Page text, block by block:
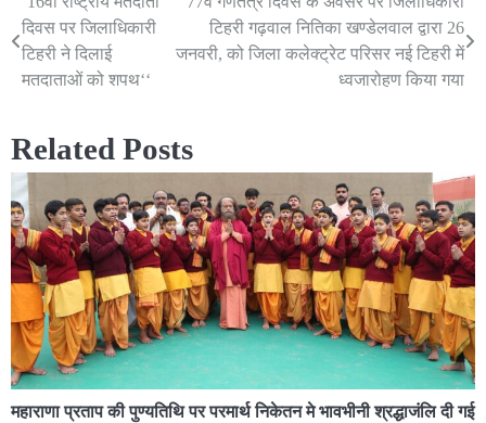
Post
navigation
दिवस पर जिलाधिकारी
टिहरी ने दिलाई
मतदाताओं को शपथ‘‘
टिहरी गढ़वाल नितिका खण्डेलवाल द्वारा 26
जनवरी, को जिला कलेक्ट्रेट परिसर नई टिहरी में
ध्वजारोहण किया गया
Related Posts
महाराणा प्रताप की पुण्यतिथि पर परमार्थ निकेतन मे भावभीनी श्रद्धाजंलि दी गई